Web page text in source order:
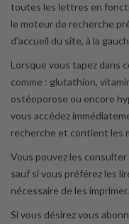
toutes les lettres en
le moteur de recherche
d’accueil du site, à la
Lorsque vous tapez dans
comme : glutathion,
ostéoporose ou encore
vous accédez
recherche et contient les
Vous pouvez les
sauf si vous préférez les
nécessaire de les imprimer.
Si vous désirez vous